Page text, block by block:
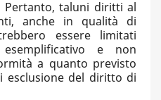
Pertanto, taluni diritti al
anche in qualità di
essere limitati
e non
a quanto previsto
esclusione del diritto di